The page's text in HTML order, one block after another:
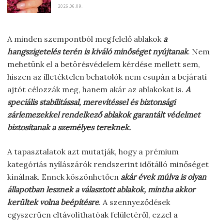
2026.06.09.
A minden szempontból megfelelő ablakok a
hangszigetelés terén is kiváló minőséget nyújtanak. Nem
mehetünk el a betörésvédelem kérdése mellett sem,
hiszen az illetéktelen behatolók nem csupán a bejárati
ajtót célozzák meg, hanem akár az ablakokat is. A
speciális stabilitással, merevítéssel és biztonsági
zárlemezekkel rendelkező ablakok garantált védelmet
biztosítanak a személyes tereknek.
A tapasztalatok azt mutatják, hogy a prémium
kategóriás nyílászárók rendszerint időtálló minőséget
kínálnak. Ennek köszönhetően akár évek múlva is olyan
állapotban lesznek a választott ablakok, mintha akkor
kerültek volna beépítésre. A szennyeződések
egyszerűen eltávolíthatóak felületéről, ezzel a